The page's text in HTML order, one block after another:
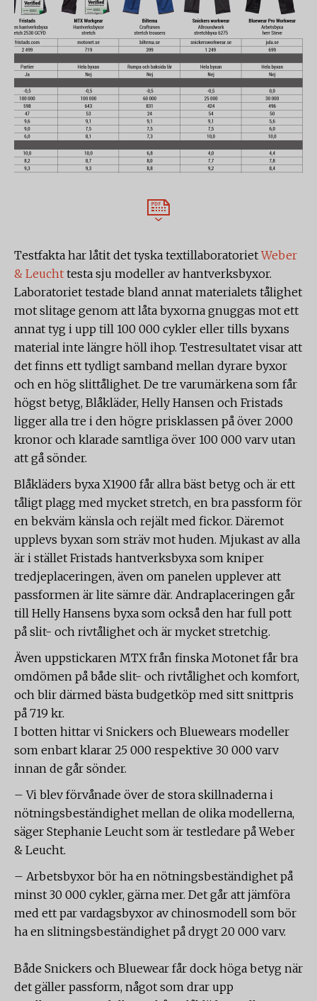
Testfakta har låtit det tyska textillaboratorietWeber
& Leucht testa sju modeller av hantverksbyxor.
Laboratoriet testade bland annat materialets tålighet
mot slitage genom att låta byxorna gnuggas mot ett
annat tyg i upp till 100 000 cykler eller tills byxans
material inte längre höll ihop. Testresultatet visar att
det finns ett tydligt samband mellan dyrare byxor
och en hög slittålighet. De tre varumärkena som får
högst betyg, Blåkläder, Helly Hansen och Fristads
ligger alla tre i den högre prisklassen på över 2000
kronor och klarade samtliga över 100 000 varv utan
att gå sönder.
Blåkläders byxa X1900 får allra bäst betyg och är ett
tåligt plagg med mycket stretch, en bra passform för
en bekväm känsla och rejält med fickor. Däremot
upplevs byxan som sträv mot huden. Mjukast av alla
är i stället Fristads hantverksbyxa som kniper
tredjeplaceringen, även om panelen upplever att
passformen är lite sämre där. Andraplaceringen går
till Helly Hansens byxa som också den har full pott
på slit- och rivtålighet och är mycket stretchig.
Även uppstickaren MTX från finska Motonet får bra
omdömen på både slit- och rivtålighet och komfort,
och blir därmed bästa budgetköp med sitt snittpris
på 719 kr.
I botten hittar vi Snickers och Bluewears modeller
som enbart klarar 25 000 respektive 30 000 varv
innan de går sönder.
– Vi blev förvånade över de stora skillnaderna i
nötningsbeständighet mellan de olika modellerna,
säger Stephanie Leucht som är testledare på Weber
& Leucht.
– Arbetsbyxor bör ha en nötningsbeständighet på
minst 30 000 cykler, gärna mer. Det går att jämföra
med ett par vardagsbyxor av chinosmodell som bör
ha en slitningsbeständighet på drygt 20 000 varv.
Både Snickers och Bluewear får dock höga betyg när
det gäller passform, något som drar upp